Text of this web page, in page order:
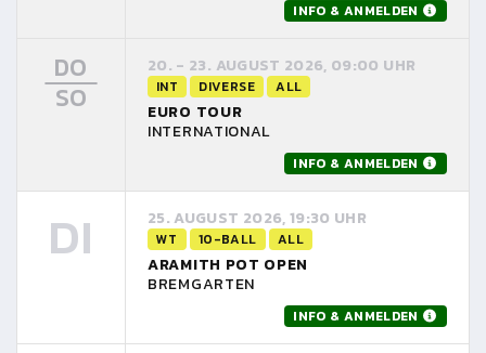
INFO & ANMELDEN
DO
SO
20. - 23. AUGUST 2026, 09:00 UHR
INT DIVERSE ALL
EURO TOUR
INTERNATIONAL
INFO & ANMELDEN
DI 25. AUGUST 2026, 19:30 UHR
WT 10-BALL ALL
ARAMITH POT OPEN
BREMGARTEN
INFO & ANMELDEN